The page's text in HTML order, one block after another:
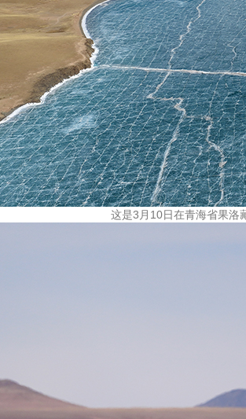
这是3月10日在青海省果洛